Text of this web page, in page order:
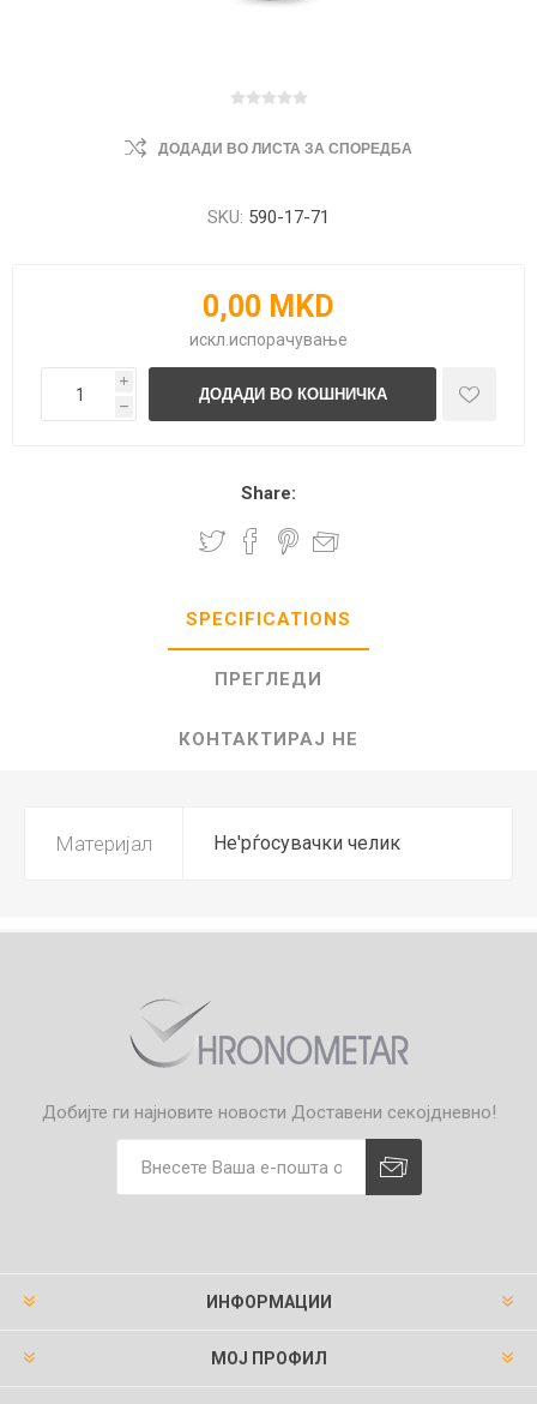
ДОДАДИ ВО ЛИСТА ЗА СПОРЕДБА
SKU: 590-17-71
0,00 MKD
искл. испорачување
i
h
Share:
SPECIFICATIONS
ПРЕГЛЕДИ
КОНТАКТИРАЈ НЕ
Материјал Не'рѓосувачки челик
Добијте ги најновите новости Доставени секојдневно!
ИНФОРМАЦИИ
МОЈ ПРОФИЛ